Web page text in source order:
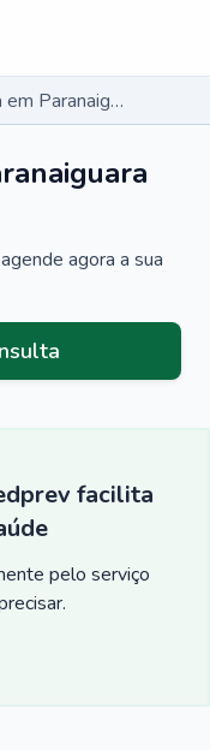
Mastologista em Paranaiguara - GO
agora a sua
facilita
pelo serviço